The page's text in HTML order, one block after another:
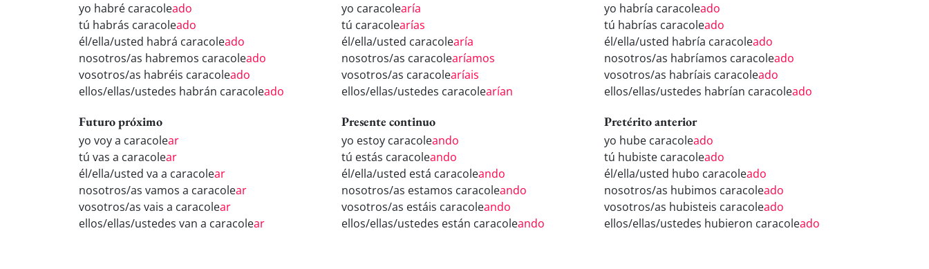
yo habré caracoleado
tú habrás caracoleado
él/ella/usted habrá caracoleado
nosotros/as habremos caracoleado
vosotros/as habréis caracoleado
ellos/ellas/ustedes habrán caracoleado
yo caracolearía
tú caracolearías
él/ella/usted caracolearía
nosotros/as caracolearíamos
vosotros/as caracolearíais
ellos/ellas/ustedes caracolearían
yo habría caracoleado
tú habrías caracoleado
él/ella/usted habría caracoleado
nosotros/as habríamos caracoleado
vosotros/as habríais caracoleado
ellos/ellas/ustedes habrían caracoleado
Futuro próximo
yo voy a caracolear
tú vas a caracolear
él/ella/usted va a caracolear
nosotros/as vamos a caracolear
vosotros/as vais a caracolear
ellos/ellas/ustedes van a caracolear
Presente continuo
yo estoy caracoleando
tú estás caracoleando
él/ella/usted está caracoleando
nosotros/as estamos caracoleando
vosotros/as estáis caracoleando
ellos/ellas/ustedes están caracoleando
Pretérito anterior
yo hube caracoleado
tú hubiste caracoleado
él/ella/usted hubo caracoleado
nosotros/as hubimos caracoleado
vosotros/as hubisteis caracoleado
ellos/ellas/ustedes hubieron caracoleado